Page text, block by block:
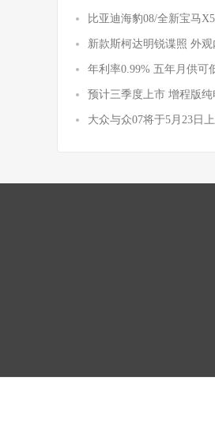
比亚迪海豹08/全新宝马
新款斯柯达明锐谍照 外
年利率0.99% 五年月供可
预计三季度上市 增程版
大众与众07将于5月23日